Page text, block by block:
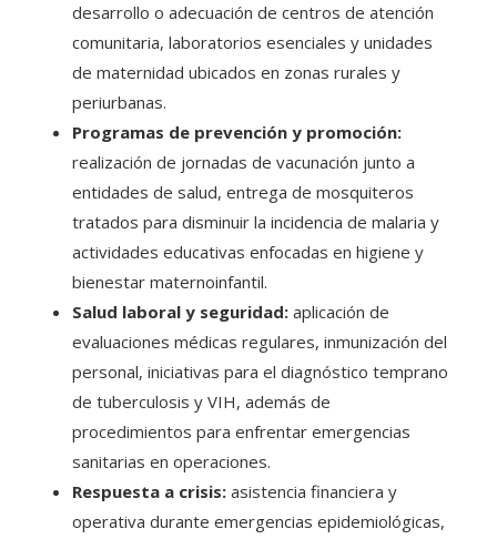
desarrollo o adecuación de centros de atención
comunitaria, laboratorios esenciales y unidades
de maternidad ubicados en zonas rurales y
periurbanas.
Programas de prevención y promoción:
realización de jornadas de vacunación junto a
entidades de salud, entrega de mosquiteros
tratados para disminuir la incidencia de malaria y
actividades educativas enfocadas en higiene y
bienestar maternoinfantil.
Salud laboral y seguridad: aplicación de
evaluaciones médicas regulares, inmunización del
personal, iniciativas para el diagnóstico temprano
de tuberculosis y VIH, además de
procedimientos para enfrentar emergencias
sanitarias en operaciones.
Respuesta a crisis: asistencia financiera y
operativa durante emergencias epidemiológicas,